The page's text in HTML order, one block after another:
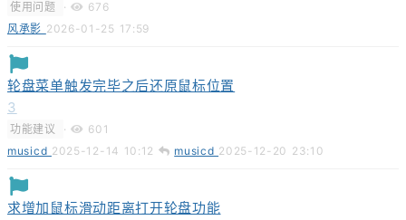
使用问题 ·
676
风承影 2026-01-25 17:59
轮盘菜单触发完毕之后还原鼠标位置
3
功能建议 ·
601
musicd 2025-12-14 10:12 musicd 2025-12-20 23:10
求增加鼠标滑动距离打开轮盘功能